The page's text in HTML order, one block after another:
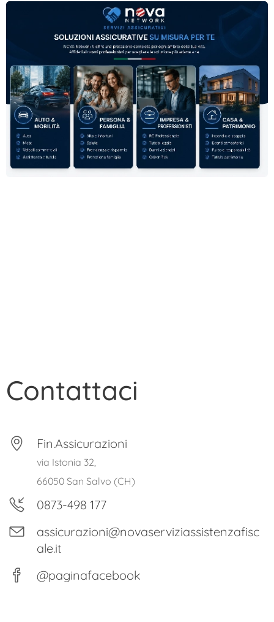
Contattaci
Fin.Assicurazioni
via Istonia 32,
66050 San Salvo (CH)
0873-498 177
assicurazioni@novaserviziassistenzafisc
ale.it
@paginafacebook